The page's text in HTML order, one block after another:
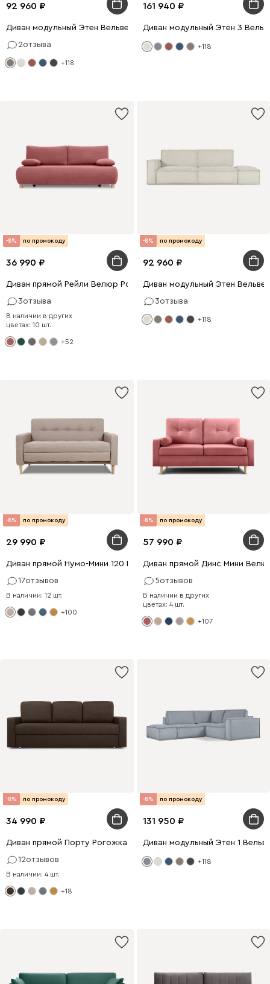
92 960
Диван модульный Этен Вельвет Бежевый
2отзыва
+118
161 940
Диван модульный Этен 3
+118
-8% по промокоду
36 990
Диван прямой Рейли Велюр Розовый
3отзыва
В наличии в других
цветах: 10 шт.
+52
-8% по промокоду
92 960
Диван модульный Этен
3отзыва
+118
-8% по промокоду
29 990
Диван прямой Нумо-Мини 120 Рогожка Кремовый
17отзывов
В наличии: 12 шт.
+100
-8% по промокоду
57 990
Диван прямой Динс Мини
5отзывов
В наличии в других
цветах: 4 шт.
+107
-8% по промокоду
34 990
Диван прямой Порту Рогожка Коричневый
12отзывов
В наличии: 4 шт.
+18
-8% по промокоду
131 950
Диван модульный Этен 1
+118